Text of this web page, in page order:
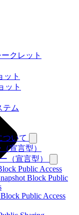
ークレット
ット
ット
テム
ついて
宣言型）
（宣言型）
Public Access
Block Public
Public Access